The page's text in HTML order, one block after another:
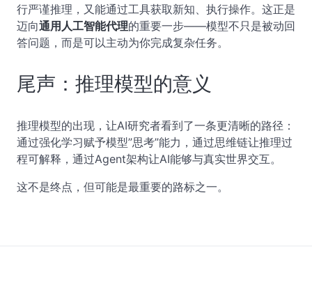
行严谨推理，又能通过工具获取新知、执行操作。这正是
迈向通用人工智能代理的重要一步——模型不只是被动回
答问题，而是可以主动为你完成复杂任务。
尾声：推理模型的意义
推理模型的出现，让AI研究者看到了一条更清晰的路径：
通过强化学习赋予模型”思考”能力，通过思维链让推理过
程可解释，通过Agent架构让AI能够与真实世界交互。
这不是终点，但可能是最重要的路标之一。